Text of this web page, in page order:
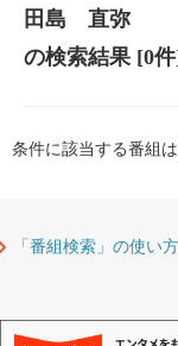
田島 直弥
の検索結果[0
条件に該当する番組は
「番組検索」の使い方